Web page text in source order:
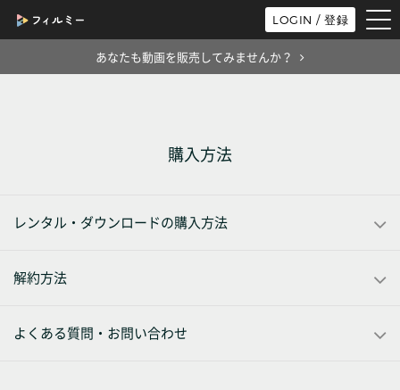
LOGIN / 登録
あなたも動画を販売してみませんか？
購入方法
レンタル・ダウンロードの購入方法
解約方法
よくある質問・お問い合わせ